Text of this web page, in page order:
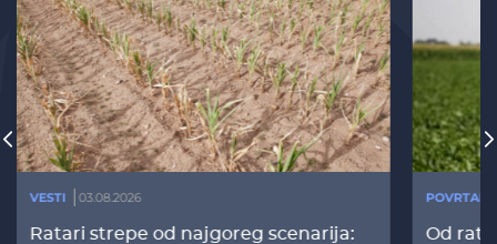
VESTI 03.08.2026
Ratari strepe od najgoreg scenarija:
Od